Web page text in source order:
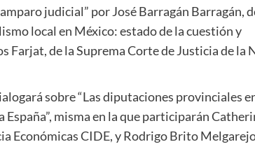
judicial” por José Barragán Barragán,
local en México: estado de la cuestión y
de la Suprema Corte de Justicia de la
sobre “Las diputaciones provinciales
misma en la que participarán
Económicas CIDE, y Rodrigo Brito